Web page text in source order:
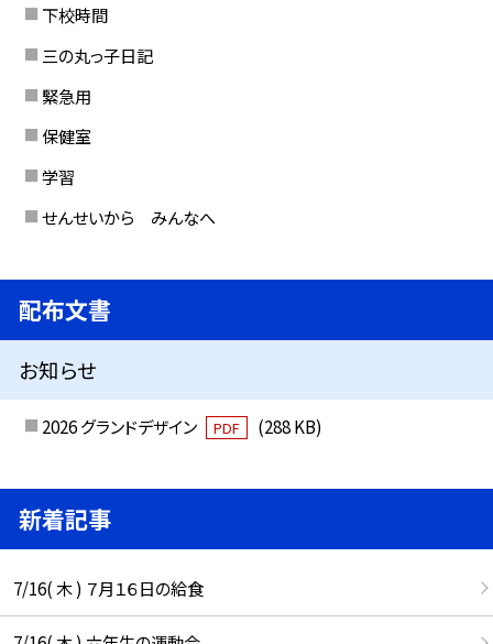
下校時間
三の丸っ子日記
緊急用
保健室
学習
せんせいから みんなへ
配布文書
お知らせ
2026 グランドデザイン PDF (288 KB)
新着記事
7/16( 木 ) ７月１６日の給食